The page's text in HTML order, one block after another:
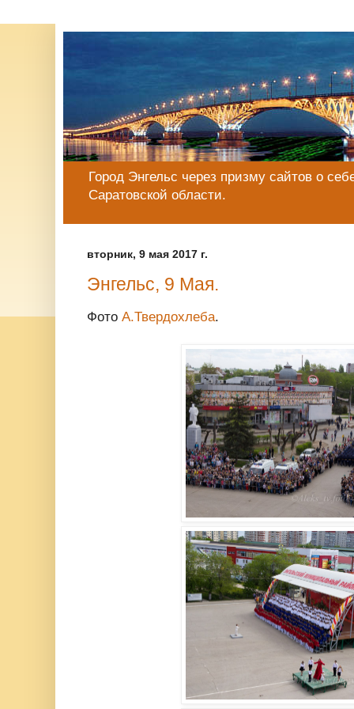
Город Энгельс через призму сайтов о
Саратовской области.
вторник, 9 мая 2017 г.
Энгельс, 9 Мая.
Фото А.Твердохлеба.